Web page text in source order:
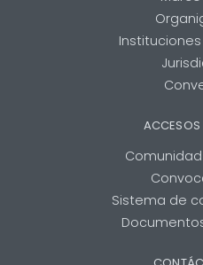
ACCESOS
Sistema de